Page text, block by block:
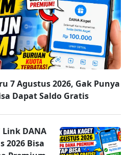
7 Agustus 2026, Gak Punya
Dapat Saldo Gratis
DANA
2026 Bisa